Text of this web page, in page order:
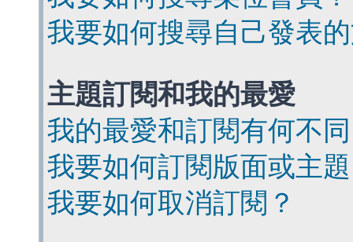
我要如何搜尋自己發表
主題訂閱和我的最愛
我的最愛和訂閱有何不
我要如何訂閱版面或主
我要如何取消訂閱？